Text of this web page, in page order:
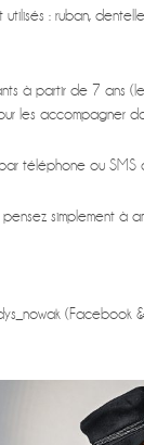
utilisés : ruban,
à partir de 7 ans
les accompagner
téléphone ou
pensez simplement à
(Facebook